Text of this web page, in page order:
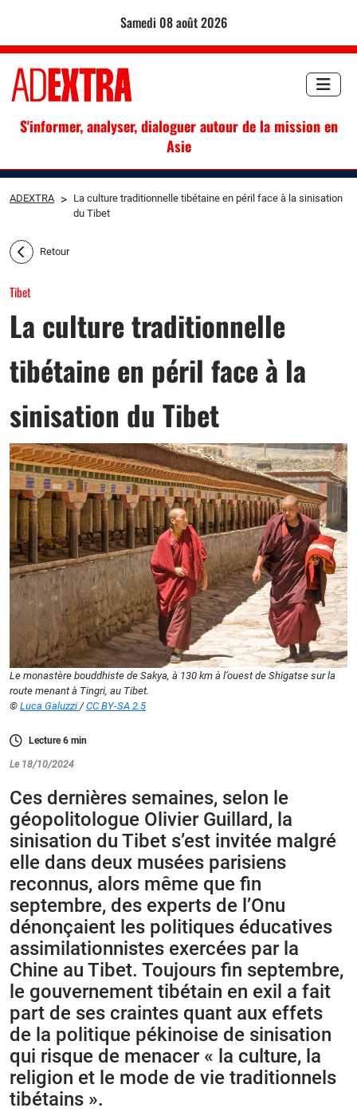
samedi 08 août 2026
S'informer, analyser, dialoguer autour de la mission en
Asie
ADEXTRA > La culture traditionnelle tibétaine en péril face à la sinisation
du Tibet
Retour
Tibet
La culture traditionnelle
tibétaine en péril face à la
sinisation du Tibet
Le monastère bouddhiste de Sakya, à 130 km à l’ouest de Shigatse sur la
route menant à Tingri, au Tibet.
© Luca Galuzzi /CC BY-SA 2.5
Lecture6 min
Le 18/10/2024
Ces dernières semaines, selon le
géopolitologue Olivier Guillard, la
sinisation du Tibet s’est invitée malgré
elle dans deux musées parisiens
reconnus, alors même que fin
septembre, des experts de l’Onu
dénonçaient les politiques éducatives
assimilationnistes exercées par la
Chine au Tibet. Toujours fin septembre,
le gouvernement tibétain en exil a fait
part de ses craintes quant aux effets
de la politique pékinoise de sinisation
qui risque de menacer « la culture, la
religion et le mode de vie traditionnels
tibétains ».